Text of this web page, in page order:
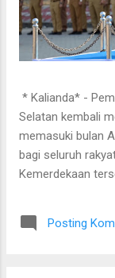
* Kalianda* -
Selatan kembali
memasuki bulan
bagi seluruh
Kemerdekaan
Lampung Selatan
pelayanan
Posting